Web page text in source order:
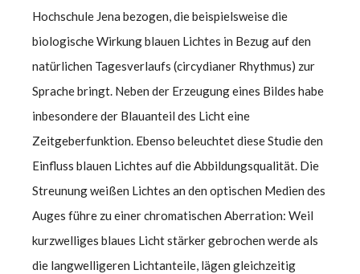
Hochschule Jena bezogen, die beispielsweise die
biologische Wirkung blauen Lichtes in Bezug auf den
natürlichen Tagesverlaufs (circydianer Rhythmus) zur
Sprache bringt. Neben der Erzeugung eines Bildes habe
inbesondere der Blauanteil des Licht eine
Zeitgeberfunktion. Ebenso beleuchtet diese Studie den
Einfluss blauen Lichtes auf die Abbildungsqualität. Die
Streunung weißen Lichtes an den optischen Medien des
Auges führe zu einer chromatischen Aberration: Weil
kurzwelliges blaues Licht stärker gebrochen werde als
die langwelligeren Lichtanteile, lägen gleichzeitig